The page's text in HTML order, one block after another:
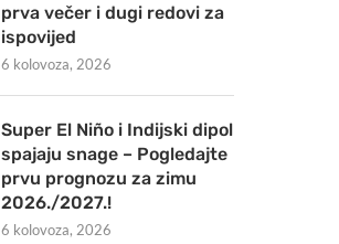
prva večer i dugi redovi za
ispovijed
6 kolovoza, 2026
Super El Niño i Indijski dipol
spajaju snage – Pogledajte
prvu prognozu za zimu
2026./2027.!
6 kolovoza, 2026